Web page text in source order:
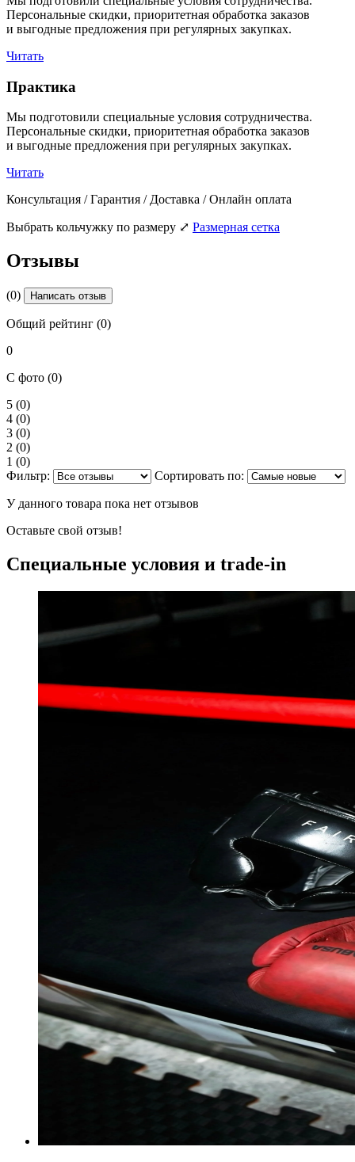
Персональные скидки, приоритетная обработка заказов
и выгодные предложения при регулярных закупках.
Читать
Практика
Мы подготовили специальные условия сотрудничества.
Персональные скидки, приоритетная обработка заказов
и выгодные предложения при регулярных закупках.
Читать
Консультация / Гарантия / Доставка / Онлайн оплата
Выбрать кольчужку по размеру ⤢ Размерная сетка
Отзывы
(0) Написать отзыв
Общий рейтинг (0)
0
С фото (0)
5 (0)
4 (0)
3 (0)
2 (0)
1 (0)
Фильтр:
Сортировать по:
У данного товара пока нет отзывов
Оставьте свой отзыв!
Специальные условия и trade-in